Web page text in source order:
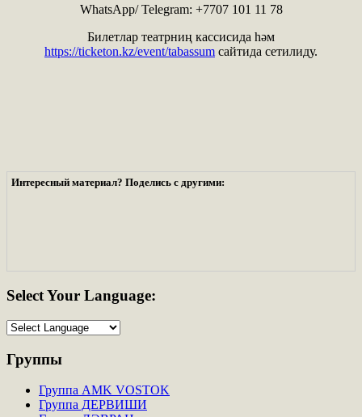
WhatsApp/ Telegram: +7707 101 11 78
Билетлар театрниң кассисида һәм
https://ticketon.kz/event/tabassum сайтида сетилиду.
Интересный материал? Поделись с другими:
SelectYour Language:
Группы
Группа AMK VOSTOK
Группа ДЕРВИШИ